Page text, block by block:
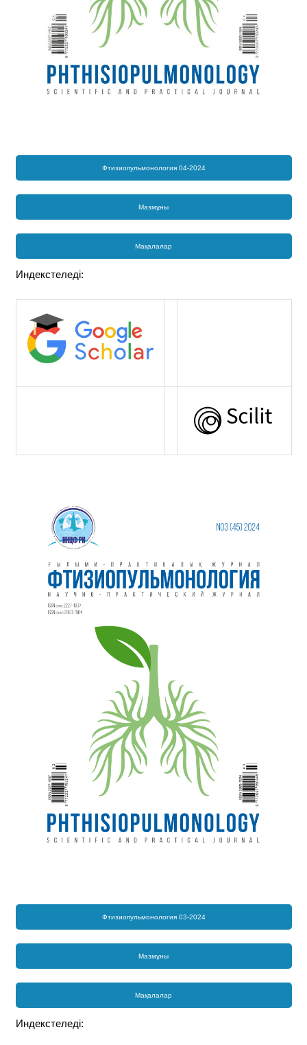
Фтизиопульмонология 04-2024
Мазмұны
Мақалалар
Индекстеледі:
Фтизиопульмонология 03-2024
Мазмұны
Мақалалар
Индекстеледі: